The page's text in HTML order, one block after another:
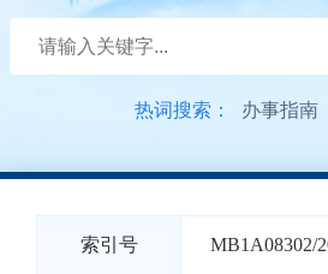
热词搜索： 办事指南
索引号 MB1A08302/